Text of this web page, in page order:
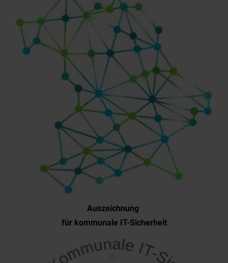
Auszeichnung
für kommunale IT-Sicherheit